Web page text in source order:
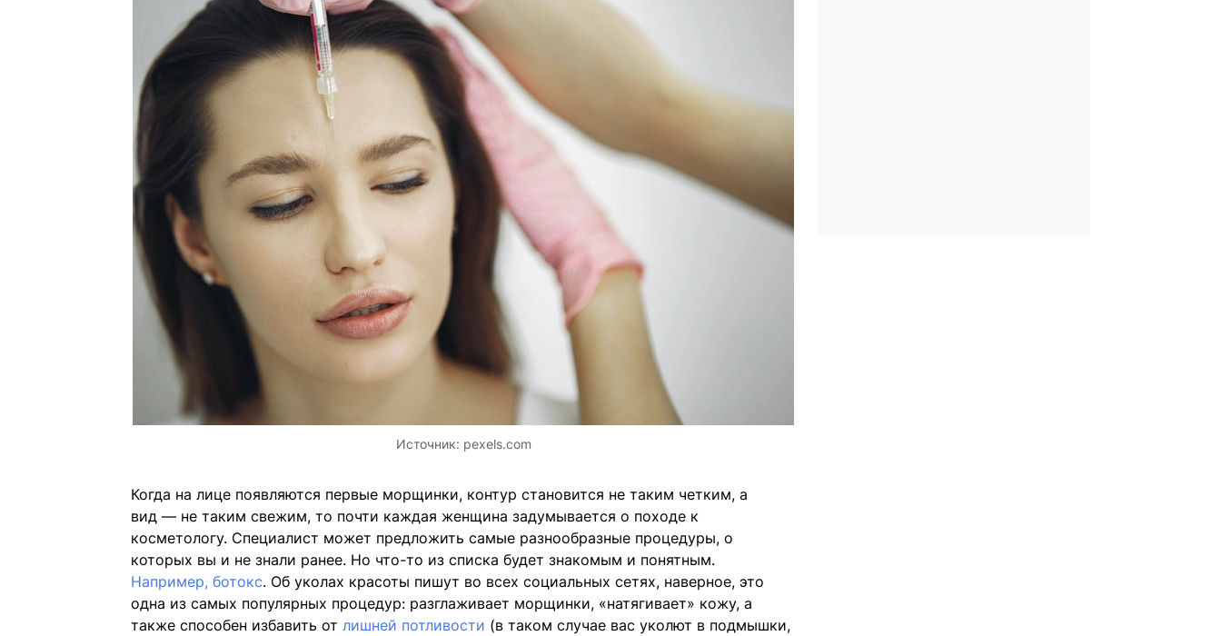
Источник: pexels.com
Когда на лице появляются первые морщинки, контур становится не таким четким, а
вид — не таким свежим, то почти каждая женщина задумывается о походе к
косметологу. Специалист может предложить самые разнообразные процедуры, о
которых вы и не знали ранее. Но что-то из списка будет знакомым и понятным.
Например, ботокс. Об уколах красоты пишут во всех социальных сетях, наверное, это
одна из самых популярных процедур: разглаживает морщинки, «натягивает» кожу, а
также способен избавить от лишней потливости (в таком случае вас уколют в подмышки,